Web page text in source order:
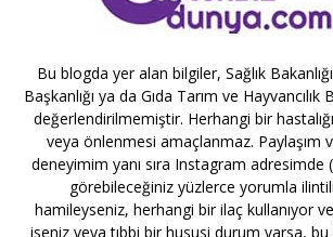
Bu blogda yer alan bilgiler, Sağlık
Başkanlığı ya da Gıda Tarım ve Hayvancılık
değerlendirilmemiştir. Herhangi bir
veya önlenmesi amaçlanmaz. Paylaşım
deneyimim yanı sıra Instagram adresimde
görebileceğiniz yüzlerce yorumla
hamileyseniz, herhangi bir ilaç kullanıyor
iseniz veya tıbbi bir hususi durum varsa,